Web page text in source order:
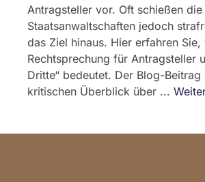
Antragsteller vor. Oft schießen die
Staatsanwaltschaften jedoch
das Ziel hinaus. Hier erfahren
Rechtsprechung für Antragsteller
Dritte“ bedeutet. Der Blog-
kritischen Überblick über ...